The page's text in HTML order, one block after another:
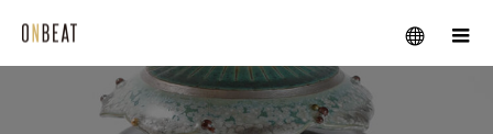
メニュー